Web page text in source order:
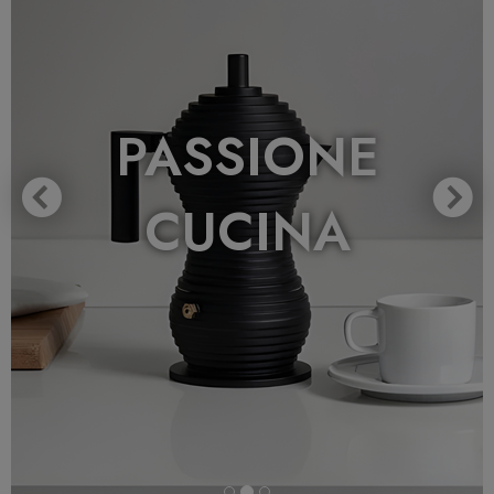
PASSIONE
CUCINA